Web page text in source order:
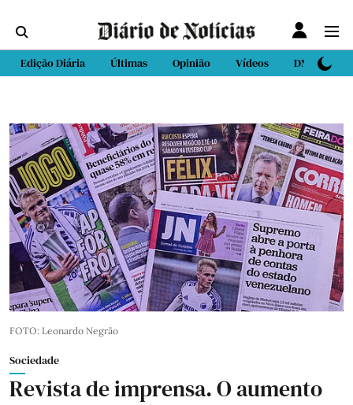
Edição Diária Últimas Opinião Vídeos DN Sport
FOTO: Leonardo Negrão
Sociedade
Revista de imprensa. O aumento